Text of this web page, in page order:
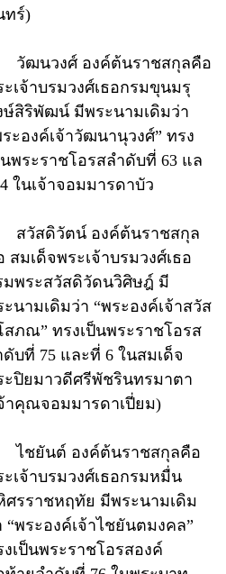
ทร์)
ฒนวงศ์ องค์ต้นราชสกุลคือ
ะเจ้าบรมวงศ์เธอกรมขุนมรุ
ษ์สิริพัฒน์ มีพระนามเดิมว่า
ระองค์เจ้าวัฒนานุวงศ์” ทรง
นพระราชโอรสลำดับที่ 63 แล
ในเจ้าจอมมารดาบัว
วัสดิวัตน์ องค์ต้นราชสกุล
สมเด็จพระเจ้าบรมวงศ์เธอ
มพระสวัสดิวัดนวิศิษฎ์ มี
ะนามเดิมว่า “พระองค์เจ้าสวัส
สภณ” ทรงเป็นพระราชโอรส
ดับที่ 75 และที่ 6 ในสมเด็จ
ะปิยมาวดีศรีพัชรินทรมาตา
าคุณจอมมารดาเปี่ยม)
ชยันต์ องค์ต้นราชสกุลคือ
ะเจ้าบรมวงศ์เธอกรมหมื่น
ศรราชหฤทัย มีพระนามเดิม
“พระองค์เจ้าไชยันตมงคล”
งเป็นพระราชโอรสองค์